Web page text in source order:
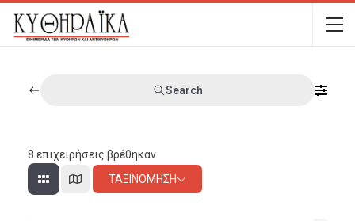
Search
8 επιχειρήσεις βρέθηκαν
ΤΑΞΙΝΌΜΗΣΗ